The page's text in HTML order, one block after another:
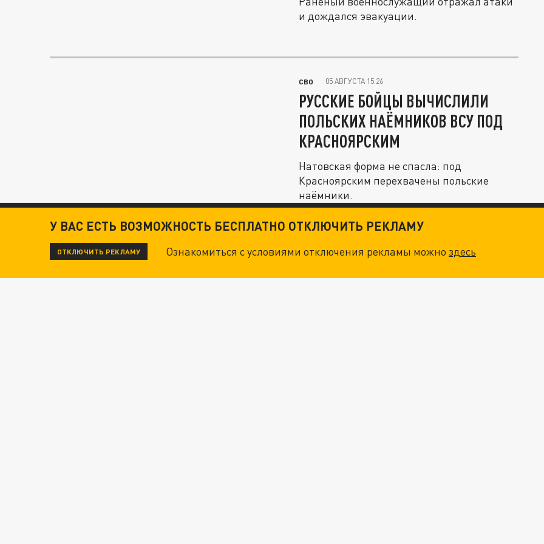
и дождался эвакуации.
СВО 05 АВГУСТА 15:26
РУССКИЕ БОЙЦЫ ВЫЧИСЛИЛИ
ПОЛЬСКИХ НАЁМНИКОВ ВСУ ПОД
КРАСНОЯРСКИМ
Натовская форма не спасла: под
Красноярским перехвачены польские
наёмники.
У ВАС ЕСТЬ ВОЗМОЖНОСТЬ БЕСПЛАТНО ОТКЛЮЧИТЬ РЕКЛАМУ
ОТКЛЮЧИТЬ РЕКЛАМУ Ознакомиться с условиями отключения рекламы можноздесь